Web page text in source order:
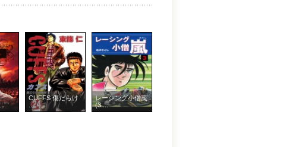
CUFFS 傷だらけ
...
レーシング小僧嵐
(3 ...